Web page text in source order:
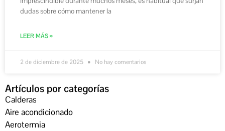
dudas sobre cómo mantener la
LEER MÁS »
2 de diciembre de 2025 No hay comentarios
Artículos por categorías
Calderas
Aire acondicionado
Aerotermia